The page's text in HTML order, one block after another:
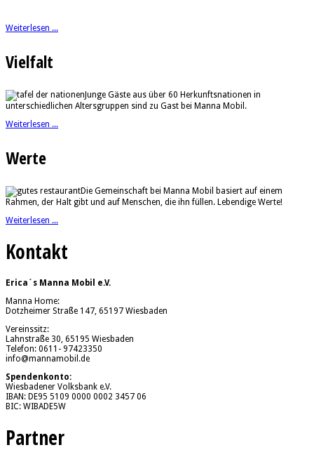
Weiterlesen ...
Vielfalt
Junge Gäste aus über 60 Herkunftsnationen in
unterschiedlichen Altersgruppen sind zu Gast bei Manna Mobil.
Weiterlesen ...
Werte
Die Gemeinschaft bei Manna Mobil basiert auf einem
Rahmen, der Halt gibt und auf Menschen, die ihn füllen. Lebendige Werte!
Weiterlesen ...
Kontakt
Erica´s Manna Mobil e.V.
Manna Home:
Dotzheimer Straße 147, 65197 Wiesbaden
Vereinssitz:
Lahnstraße 30, 65195 Wiesbaden
Telefon: 0611- 97423350
info@mannamobil.de
Spendenkonto:
Wiesbadener Volksbank e.V.
IBAN: DE95 5109 0000 0002 3457 06
BIC: WIBADE5W
Partner